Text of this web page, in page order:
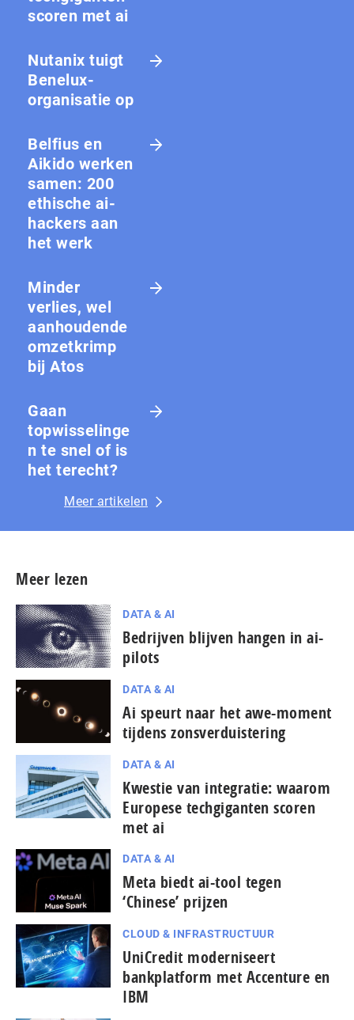
scoren met ai
Nutanix tuigt
Benelux-
organisatie op
Belfius en
Aikido werken
samen: 200
ethische ai-
hackers aan
het werk
Minder
verlies, wel
aanhoudende
omzetkrimp
bij Atos
Gaan
topwisselinge
n te snel of is
het terecht?
Meer artikelen
Meer lezen
DATA & AI
Bedrijven blijven hangen in ai-
pilots
DATA & AI
Ai speurt naar het awe-moment
tijdens zons­ver­duis­te­ring
DATA & AI
Kwestie van integratie: waarom
Europese techgiganten scoren
met ai
DATA & AI
Meta biedt ai-tool tegen
‘Chinese’ prijzen
CLOUD & INFRASTRUCTUUR
UniCredit moderniseert
bankplatform met Accenture en
IBM